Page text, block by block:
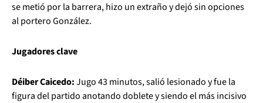
se metió por la barrera, hizo un extraño y dejó sin opciones
al portero González.
Jugadores clave
Déiber Caicedo:Jugo 43 minutos, salió lesionado y fue la
figura del partido anotando doblete y siendo el más incisivo